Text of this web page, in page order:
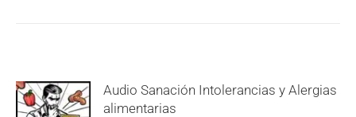
Audio Sanación Intolerancias y Alergias
alimentarias